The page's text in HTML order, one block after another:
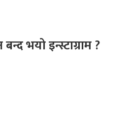
भयो इन्स्टाग्राम ?